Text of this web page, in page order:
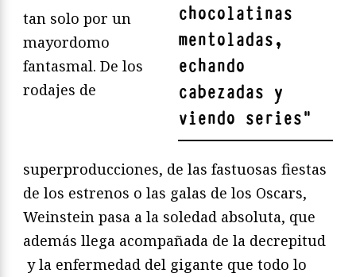
chocolatinas
mentoladas,
echando
cabezadas y
viendo series"
tan solo por un
mayordomo
fantasmal. De los
rodajes de
superproducciones, de las fastuosas fiestas
de los estrenos o las galas de los Oscars,
Weinstein pasa a la soledad absoluta, que
además llega acompañada de la decrepitud
y la enfermedad del gigante que todo lo